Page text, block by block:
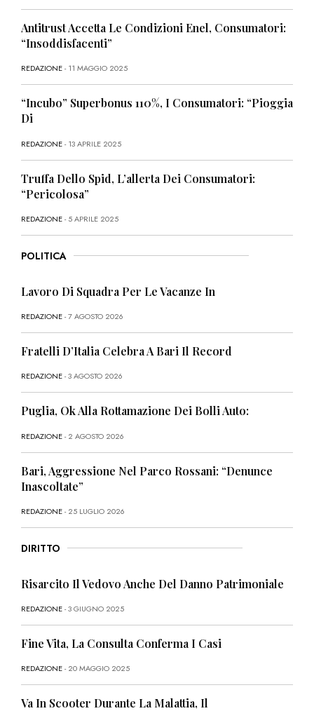
Antitrust Accetta Le Condizioni Enel, Consumatori:
“Insoddisfacenti”
REDAZIONE- 11 MAGGIO 2025
“Incubo” Superbonus 110%, I Consumatori: “Pioggia
Di
REDAZIONE- 13 APRILE 2025
Truffa Dello Spid, L’allerta Dei Consumatori:
“Pericolosa”
REDAZIONE- 5 APRILE 2025
POLITICA
Lavoro Di Squadra Per Le Vacanze In
REDAZIONE- 7 AGOSTO 2026
Fratelli D’Italia Celebra A Bari Il Record
REDAZIONE- 3 AGOSTO 2026
Puglia, Ok Alla Rottamazione Dei Bolli Auto:
REDAZIONE- 2 AGOSTO 2026
Bari, Aggressione Nel Parco Rossani: “Denunce
Inascoltate”
REDAZIONE- 25 LUGLIO 2026
DIRITTO
Risarcito Il Vedovo Anche Del Danno Patrimoniale
REDAZIONE- 3 GIUGNO 2025
Fine Vita, La Consulta Conferma I Casi
REDAZIONE- 20 MAGGIO 2025
Va In Scooter Durante La Malattia, Il